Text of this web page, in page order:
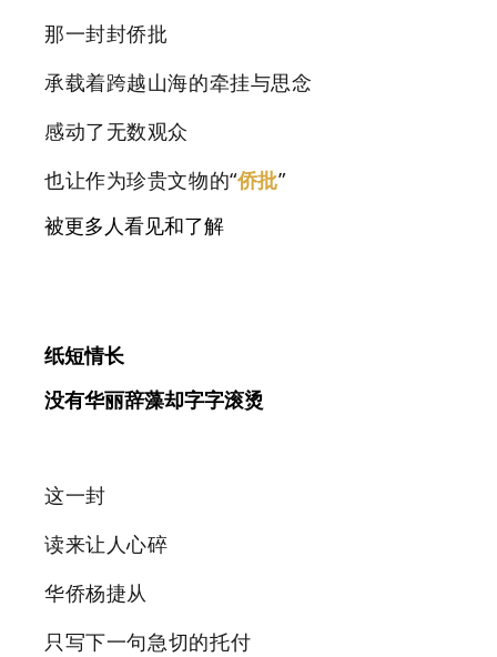
那一封封侨批
承载着跨越山海的牵挂与思念
感动了无数观众
也让作为珍贵文物的“侨批”
被更多人看见和了解
纸短情长
没有华丽辞藻却字字滚烫
这一封
读来让人心碎
华侨杨捷从
只写下一句急切的托付